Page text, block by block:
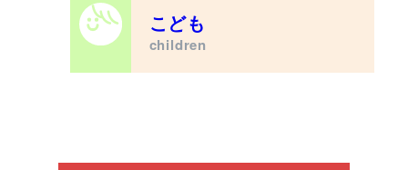
こども
children